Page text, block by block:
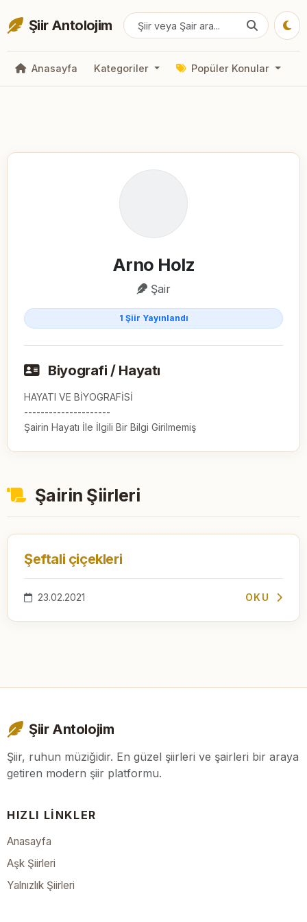
Şiir Antolojim
Anasayfa Kategoriler Popüler Konular
Arno Holz
Şair
1 Şiir Yayınlandı
Biyografi / Hayatı
HAYATI VE BİYOGRAFİSİ
---------------------
Şairin Hayatı İle İlgili Bir Bilgi Girilmemiş
Şairin Şiirleri
Şeftali çiçekleri
23.02.2021 OKU
Şiir Antolojim
Şiir, ruhun müziğidir. En güzel şiirleri ve şairleri bir araya
getiren modern şiir platformu.
HIZLI LINKLER
Anasayfa
Aşk Şiirleri
Yalnızlık Şiirleri